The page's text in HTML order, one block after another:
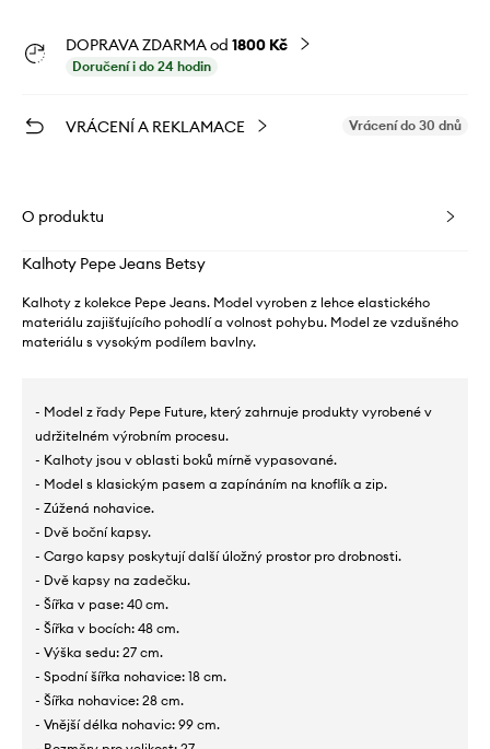
DOPRAVA ZDARMA od 1800 Kč
Doručení i do 24 hodin
VRÁCENÍ A REKLAMACE Vrácení do 30 dnů
O produktu
Kalhoty Pepe Jeans Betsy
Kalhoty z kolekce Pepe Jeans. Model vyroben z lehce elastického
materiálu zajišťujícího pohodlí a volnost pohybu. Model ze vzdušného
materiálu s vysokým podílem bavlny.
- Model z řady Pepe Future, který zahrnuje produkty vyrobené v
udržitelném výrobním procesu.
- Kalhoty jsou v oblasti boků mírně vypasované.
- Model s klasickým pasem a zapínáním na knoflík a zip.
- Zúžená nohavice.
- Dvě boční kapsy.
- Cargo kapsy poskytují další úložný prostor pro drobnosti.
- Dvě kapsy na zadečku.
- Šířka v pase: 40 cm.
- Šířka v bocích: 48 cm.
- Výška sedu: 27 cm.
- Spodní šířka nohavice: 18 cm.
- Šířka nohavice: 28 cm.
- Vnější délka nohavic: 99 cm.